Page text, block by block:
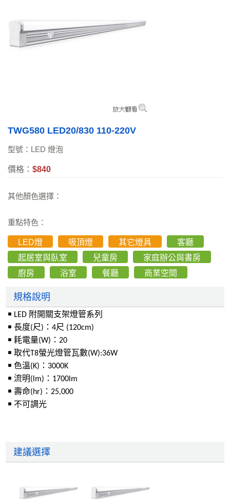
TWG580 LED20/830 110-220V
型號：LED 燈泡
價格： $840
其他顏色選擇：
重點特色：
LED燈 吸頂燈 其它燈具
客廳
起居室與臥室
兒童房
家庭辦公與書房
廚房
浴室 餐廳 商業空間
規格說明
￭ LED 附開關支架燈管系列
￭ 長度(尺)：4尺 (120cm)
￭ 耗電量(W)：20
￭ 取代T8螢光燈管瓦數(W):36W
￭ 色溫(K)：3000K
￭ 流明(lm)：1700lm
￭ 壽命(hr)：25,000
￭ 不可調光
建議選擇